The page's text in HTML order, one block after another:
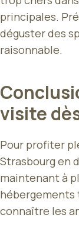
principales.
déguster des
raisonnable.
visite
Pour profiter
Strasbourg en
maintenant à
connaître les